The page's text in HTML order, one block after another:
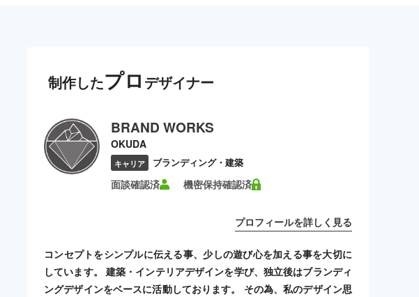
制作したプロ デザイナー
BRAND WORKS
OKUDA
キャリア ブランディング・建築
面談確認済 機密保持確認済
プロフィールを詳しく見る
コンセプトをシンプルに伝える事、少しの遊び心を加える事を大切に
しています。 建築・インテリアデザインを学び、独立後はブランディ
ングデザインをベースに活動しております。 その為、私のデザイン思